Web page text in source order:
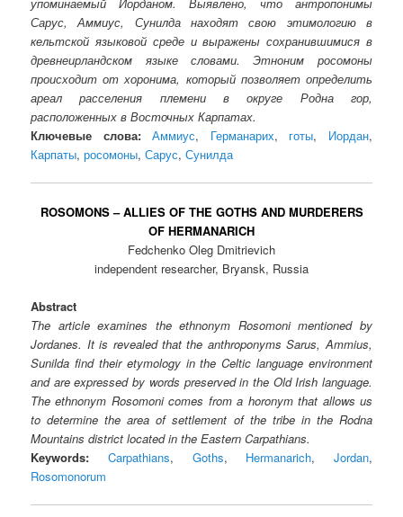
Сарус, Аммиус, Сунилда находят свою этимологию в
кельтской языковой среде и выражены сохранившимися в
древнеирландском языке словами. Этноним росомоны
происходит от хоронима, который позволяет определить
ареал расселения племени в округе Родна гор,
расположенных в Восточных Карпатах.
Ключевые слова:
Аммиус, Германарих, готы, Иордан,
Карпаты,росомоны,Сарус,Сунилда
ROSOMONS – ALLIES OF THE GOTHS AND MURDERERS
OF HERMANARICH
Fedchenko Oleg Dmitrievich
independent researcher, Bryansk, Russia
Abstract
The article examines the ethnonym Rosomoni mentioned by
Jordanes. It is revealed that the anthroponyms Sarus, Ammius,
Sunilda find their etymology in the Celtic language environment
and are expressed by words preserved in the Old Irish language.
The ethnonym Rosomoni comes from a horonym that allows us
to determine the area of ​​settlement of the tribe in the Rodna
Mountains district located in the Eastern Carpathians.
Keywords:
Carpathians, Goths, Hermanarich, Jordan,
Rosomonorum